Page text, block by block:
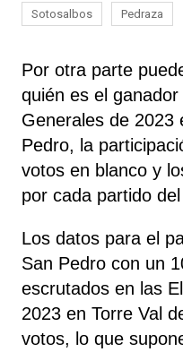
Sotosalbos Pedraza
Por otra parte
quién es el
Generales de 2023
Pedro, la
votos en blanco y
por cada partido
Los datos para el
San Pedro con un
escrutados en las
2023 en Torre Val
votos, lo que